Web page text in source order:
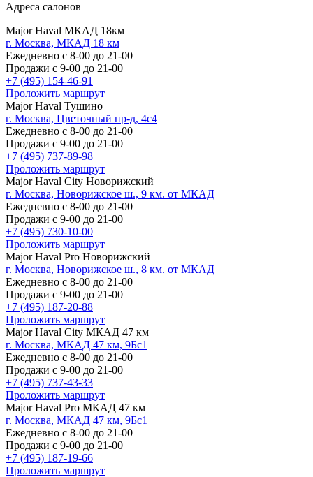
Адреса салонов
Major Haval МКАД 18км
г. Москва, МКАД 18 км
Ежедневно с 8-00 до 21-00
Продажи с 9-00 до 21-00
+7 (495) 154-46-91
Проложить маршрут
Major Haval Тушино
г. Москва, Цветочный пр-д, 4с4
Ежедневно с 8-00 до 21-00
Продажи с 9-00 до 21-00
+7 (495) 737-89-98
Проложить маршрут
Major Haval City Новорижский
г. Москва, Новорижское ш., 9 км. от МКАД
Ежедневно с 8-00 до 21-00
Продажи с 9-00 до 21-00
+7 (495) 730-10-00
Проложить маршрут
Major Haval Pro Новорижский
г. Москва, Новорижское ш., 8 км. от МКАД
Ежедневно с 8-00 до 21-00
Продажи с 9-00 до 21-00
+7 (495) 187-20-88
Проложить маршрут
Major Haval City МКАД 47 км
г. Москва, МКАД 47 км, 9Бс1
Ежедневно с 8-00 до 21-00
Продажи с 9-00 до 21-00
+7 (495) 737-43-33
Проложить маршрут
Major Haval Pro МКАД 47 км
г. Москва, МКАД 47 км, 9Бс1
Ежедневно с 8-00 до 21-00
Продажи с 9-00 до 21-00
+7 (495) 187-19-66
Проложить маршрут